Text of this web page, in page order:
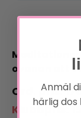
ovanan att
själv CD
Klubbpris:
Anmäl
härlig dos